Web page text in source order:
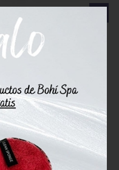
OFERTA
Guinot Pack Crema
Drenante Slim Detox
70,80€
Comprar